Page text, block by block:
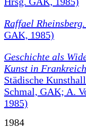
Raffael
GAK, 1985)
Geschichte als
Kunst in Frankreich
Städische
Schmal, GAK; A.
1985)
1984